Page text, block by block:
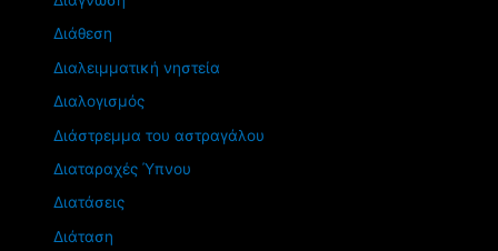
Διάθεση
Διαλειμματική νηστεία
Διαλογισμός
Διάστρεμμα του αστραγάλου
Διαταραχές Ύπνου
Διατάσεις
Διάταση